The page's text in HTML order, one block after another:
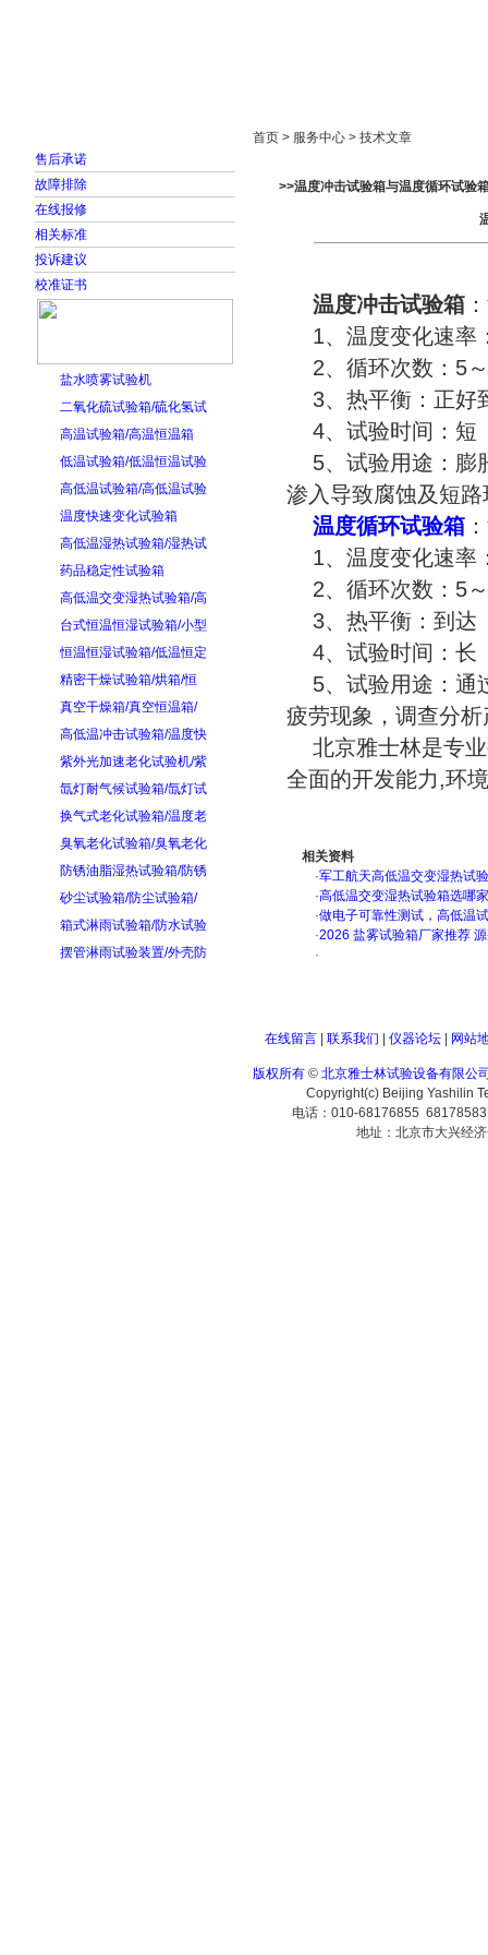
售后承诺
故障排除
在线报修
相关标准
投诉建议
校准证书
盐水喷雾试验机
二氧化硫试验箱/硫化氢试
高温试验箱/高温恒温箱
低温试验箱/低温恒温试验
高低温试验箱/高低温试验
温度快速变化试验箱
高低温湿热试验箱/湿热试
药品稳定性试验箱
高低温交变湿热试验箱/高
台式恒温恒湿试验箱/小型
恒温恒湿试验箱/低温恒定
精密干燥试验箱/烘箱/恒
真空干燥箱/真空恒温箱/
高低温冲击试验箱/温度快
紫外光加速老化试验机/紫
氙灯耐气候试验箱/氙灯试
换气式老化试验箱/温度老
臭氧老化试验箱/臭氧老化
防锈油脂湿热试验箱/防锈
砂尘试验箱/防尘试验箱/
箱式淋雨试验箱/防水试验
摆管淋雨试验装置/外壳防
首页 > 服务中心 > 技术文章
>>温度冲击试验箱与温度循环试验
温度冲击试验箱
1、温度变化速率
2、循环次数：5
3、热平衡：正好
4、试验时间：短
5、试验用途：膨
渗入导致腐蚀及短
温度循环试验箱
1、温度变化速率
2、循环次数：5
3、热平衡：到达
4、试验时间：长
5、试验用途：通
疲劳现象，调查分
北京雅士林是专业
全面的开发能力,环
相关资料
·军工航天高低温交变湿热试
·高低温交变湿热试验箱选哪
·做电子可靠性测试，高低温
·2026 盐雾试验箱厂家推荐
·
在线留言| 联系我们 仪器论坛| 网站
版权所有 © 北京雅士林试验设备有限公
Copyright(c) Beijing Yashilin
电话：010-68176855
地址：北京市大兴经